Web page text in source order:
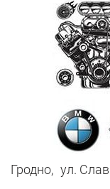
Гродно, ул.